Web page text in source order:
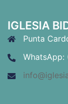
IGLESIA
Punta